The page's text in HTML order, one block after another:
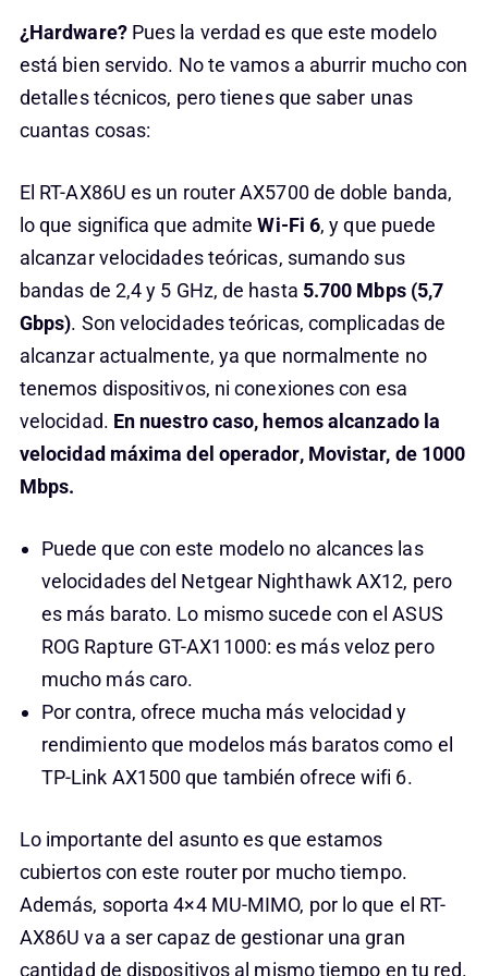
¿Hardware?Pues la verdad es que este modelo
está bien servido. No te vamos a aburrir mucho con
detalles técnicos, pero tienes que saber unas
cuantas cosas:
El RT-AX86U es un router AX5700 de doble banda,
lo que significa que admiteWi-Fi 6, y que puede
alcanzar velocidades teóricas, sumando sus
bandas de 2,4 y 5 GHz, de hasta 5.700 Mbps (5,7
Gbps). Son velocidades teóricas, complicadas de
alcanzar actualmente, ya que normalmente no
tenemos dispositivos, ni conexiones con esa
velocidad. En nuestro caso, hemos alcanzado la
velocidad máxima del operador, Movistar, de 1000
Mbps.
Puede que con este modelo no alcances las
velocidades del Netgear Nighthawk AX12, pero
es más barato. Lo mismo sucede con el ASUS
ROG Rapture GT-AX11000: es más veloz pero
mucho más caro.
Por contra, ofrece mucha más velocidad y
rendimiento que modelos más baratos como el
TP-Link AX1500 que también ofrece wifi 6.
Lo importante del asunto es que estamos
cubiertos con este router por mucho tiempo.
Además, soporta 4×4 MU-MIMO, por lo que el RT-
AX86U va a ser capaz de gestionar una gran
cantidad de dispositivos al mismo tiempo en tu red.